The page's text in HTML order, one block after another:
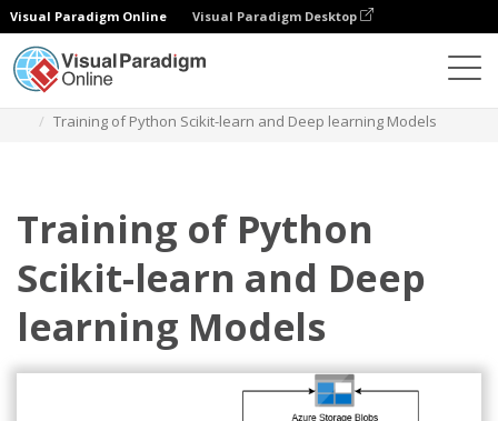
Visual Paradigm Online Visual Paradigm Desktop
Training of Python Scikit-learn and Deep learning Models
Training of Python
Scikit-learn and Deep
learning Models